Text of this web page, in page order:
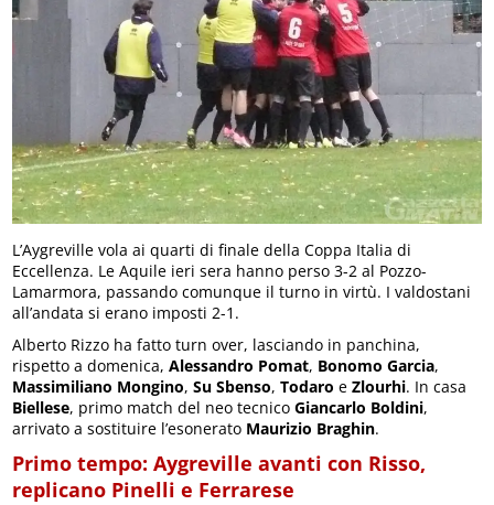
L’Aygreville vola ai quarti di finale della Coppa Italia di
Eccellenza. Le Aquile ieri sera hanno perso 3-2 al Pozzo-
Lamarmora, passando comunque il turno in virtù. I valdostani
all’andata si erano imposti 2-1.
Alberto Rizzo ha fatto turn over, lasciando in panchina,
rispetto a domenica,Alessandro Pomat, Bonomo Garcia,
Massimiliano Mongino,Su Sbenso,Todaro eZlourhi. In casa
Biellese, primo match del neo tecnicoGiancarlo Boldini,
arrivato a sostituire l’esonerato Maurizio Braghin.
Primo tempo: Aygreville avanti con Risso,
replicano Pinelli e Ferrarese